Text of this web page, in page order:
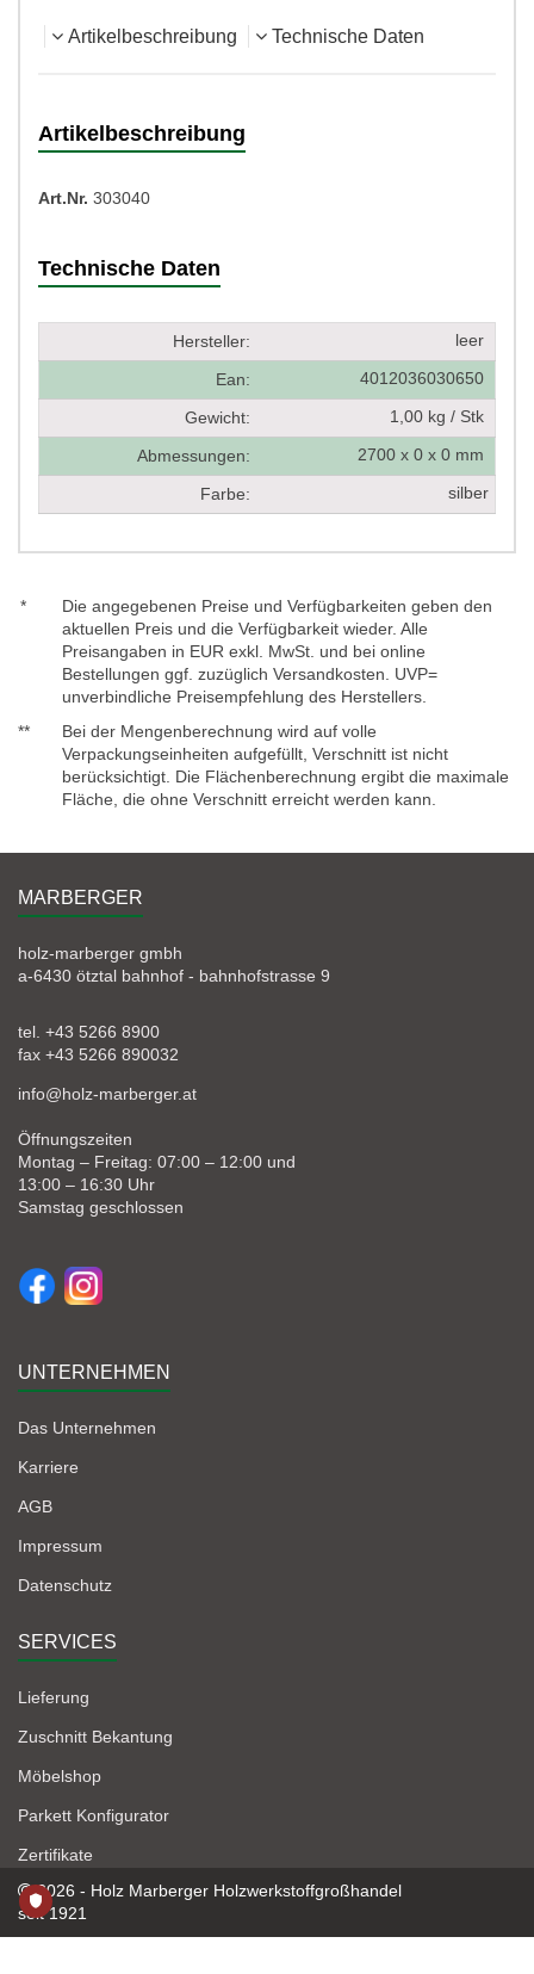
Artikelbeschreibung Technische Daten
Artikelbeschreibung
Art.Nr. 303040
Technische Daten
Hersteller: leer
Ean: 4012036030650
Gewicht: 1,00 kg / Stk
Abmessungen: 2700 x 0 x 0 mm
Farbe: silber
*
Die angegebenen Preise und Verfügbarkeiten geben den
aktuellen Preis und die Verfügbarkeit wieder. Alle
Preisangaben in EUR exkl. MwSt. und bei online
Bestellungen ggf. zuzüglich Versandkosten. UVP=
unverbindliche Preisempfehlung des Herstellers.
**
Bei der Mengenberechnung wird auf volle
Verpackungseinheiten aufgefüllt, Verschnitt ist nicht
berücksichtigt. Die Flächenberechnung ergibt die maximale
Fläche, die ohne Verschnitt erreicht werden kann.
MARBERGER
holz-marberger gmbh
a-6430 ötztal bahnhof - bahnhofstrasse 9
tel. +43 5266 8900
fax +43 5266 890032
info@holz-marberger.at
Öffnungszeiten
Montag – Freitag: 07:00 – 12:00 und
13:00 – 16:30 Uhr
Samstag geschlossen
UNTERNEHMEN
Das Unternehmen
Karriere
AGB
Impressum
Datenschutz
SERVICES
Lieferung
Zuschnitt Bekantung
Möbelshop
Parkett Konfigurator
Zertifikate
2026 - Holz Marberger Holzwerkstoffgroßhandel
seit 1921